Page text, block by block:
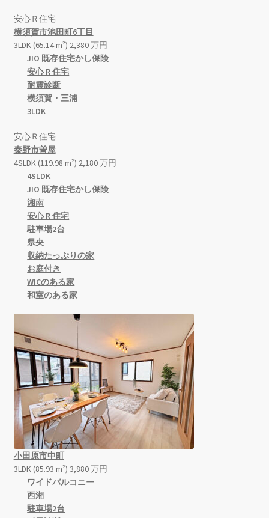
安心Ｒ住宅
横須賀市池田町6丁目
3LDK (65.14 m²) 2,380万円
JIO 既存住宅かし保険
安心 R 住宅
耐震診断
横須賀・三浦
3LDK
安心Ｒ住宅
秦野市曽屋
4SLDK (119.98 m²) 2,180万円
4SLDK
JIO 既存住宅かし保険
湘南
安心 R 住宅
駐車場2台
県央
収納たっぷりの家
お庭付き
WICのある家
和室のある家
小田原市中町
3LDK (85.93 m²) 3,880万円
ワイドバルコニー
西湘
駐車場2台